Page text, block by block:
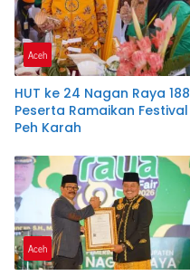
Aceh
HUT ke 24 Nagan Raya 188
Peserta Ramaikan Festival
Peh Karah
Aceh